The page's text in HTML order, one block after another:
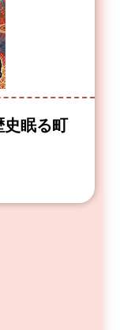
史眠る町